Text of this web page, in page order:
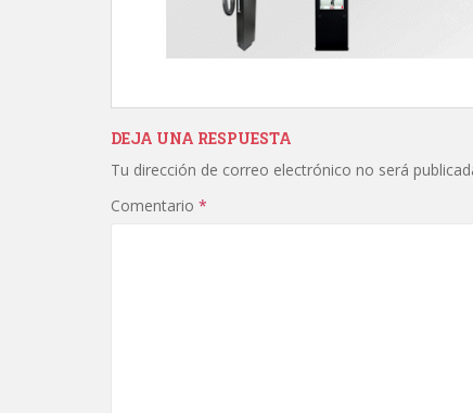
DEJA UNA RESPUESTA
Tu dirección de correo electrónico no será
Comentario *